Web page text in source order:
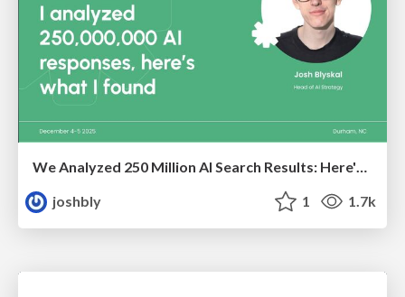
We Analyzed 250 Million AI Search Results: Here's What I Found
joshbly
1 1.7k